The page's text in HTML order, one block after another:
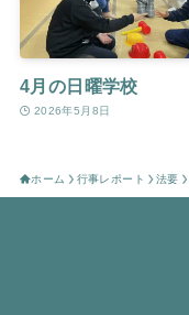
4月の日曜学校
2026年5月8日
ホーム 行事レポート 法要